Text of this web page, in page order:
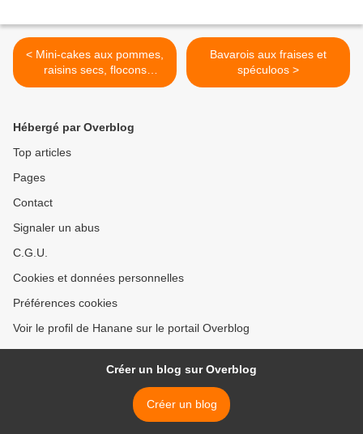
< Mini-cakes aux pommes,
raisins secs, flocons
d'avoine..
Bavarois aux fraises et
spéculoos >
Hébergé par Overblog
Top articles
Pages
Contact
Signaler un abus
C.G.U.
Cookies et données personnelles
Préférences cookies
Voir le profil de Hanane sur le portail Overblog
Créer un blog sur Overblog
Créer un blog